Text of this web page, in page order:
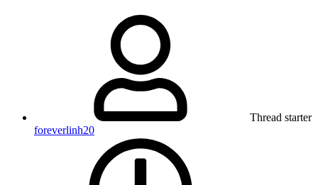
Thread starter
foreverlinh20